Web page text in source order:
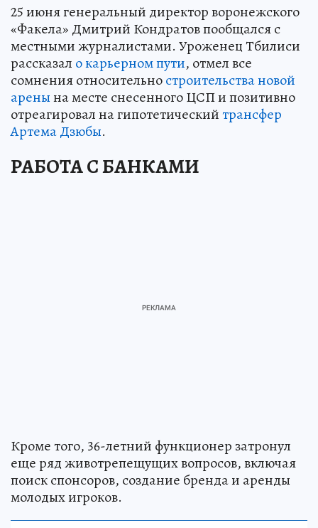
25 июня генеральный директор воронежского
«Факела» Дмитрий Кондратов пообщался с
местными журналистами. Уроженец Тбилиси
рассказал о карьерном пути, отмел все
сомнения относительностроительства новой
аренына месте снесенного ЦСП и позитивно
отреагировал на гипотетическийтрансфер
Артема Дзюбы.
РАБОТА С БАНКАМИ
Кроме того, 36-летний функционер затронул
еще ряд животрепещущих вопросов, включая
поиск спонсоров, создание бренда и аренды
молодых игроков.